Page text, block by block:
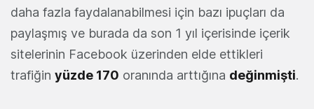
daha fazla faydalanabilmesi için bazı ipuçları da
paylaşmış ve burada da son 1 yıl içerisinde içerik
sitelerinin Facebook üzerinden elde ettikleri
trafiğin yüzde 170 oranında arttığına değinmişti.